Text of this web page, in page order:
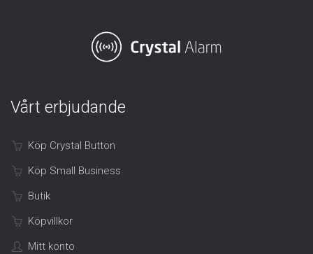
Vårt erbjudande
Köp Crystal Button
Köp Small Business
Butik
Köpvillkor
Mitt konto